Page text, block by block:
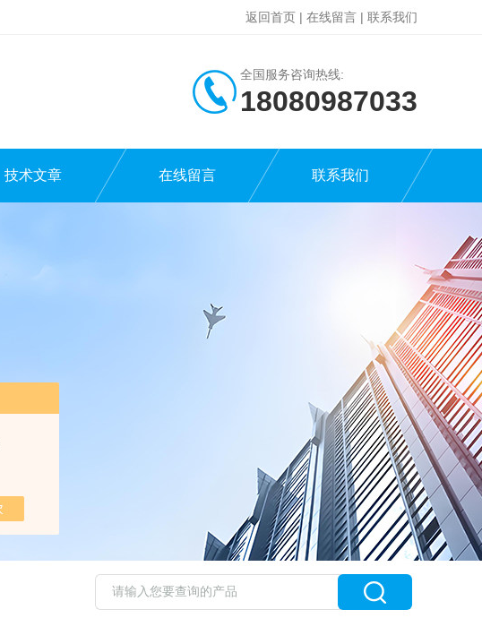
返回首页 | 在线留言 | 联系我们
全国服务咨询热线:
18080987033
技术文章 在线留言 联系我们